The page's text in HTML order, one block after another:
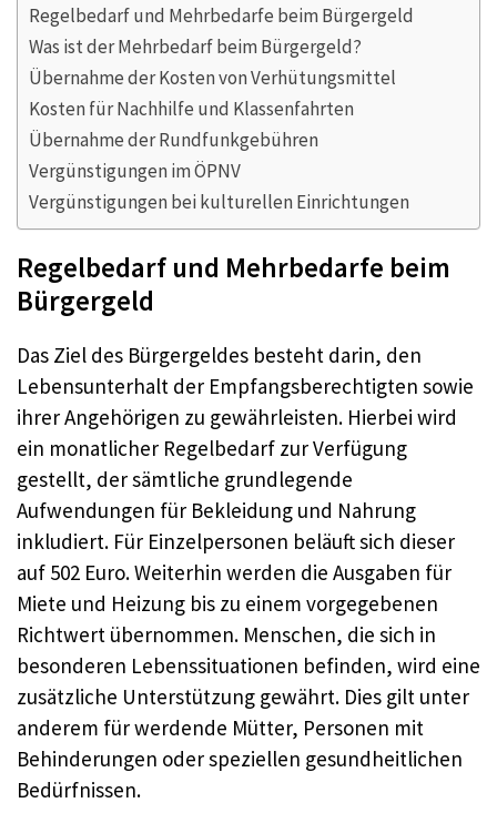
Regelbedarf und Mehrbedarfe beim Bürgergeld
Was ist der Mehrbedarf beim Bürgergeld?
Übernahme der Kosten von Verhütungsmittel
Kosten für Nachhilfe und Klassenfahrten
Übernahme der Rundfunkgebühren
Vergünstigungen im ÖPNV
Vergünstigungen bei kulturellen Einrichtungen
Regelbedarf und Mehrbedarfe beim
Bürgergeld
Das Ziel des Bürgergeldes besteht darin, den
Lebensunterhalt der Empfangsberechtigten sowie
ihrer Angehörigen zu gewährleisten. Hierbei wird
ein monatlicher Regelbedarf zur Verfügung
gestellt, der sämtliche grundlegende
Aufwendungen für Bekleidung und Nahrung
inkludiert. Für Einzelpersonen beläuft sich dieser
auf 502 Euro. Weiterhin werden die Ausgaben für
Miete und Heizung bis zu einem vorgegebenen
Richtwert übernommen. Menschen, die sich in
besonderen Lebenssituationen befinden, wird eine
zusätzliche Unterstützung gewährt. Dies gilt unter
anderem für werdende Mütter, Personen mit
Behinderungen oder speziellen gesundheitlichen
Bedürfnissen.